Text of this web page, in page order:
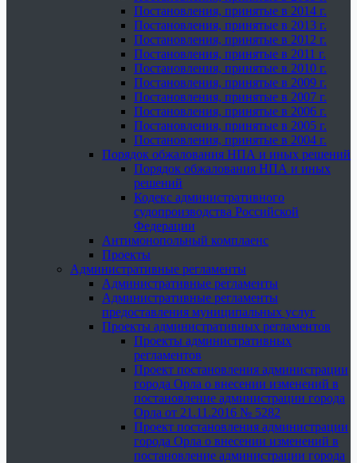
Постановления, принятые в 2014 г.
Постановления, принятые в 2013 г.
Постановления, принятые в 2012 г.
Постановления, принятые в 2011 г.
Постановления, принятые в 2010 г.
Постановления, принятые в 2009 г.
Постановления, принятые в 2007 г.
Постановления, принятые в 2006 г.
Постановления, принятые в 2005 г.
Постановления, принятые в 2004 г.
Порядок обжалования НПА и иных решений
Порядок обжалования НПА и иных
решений
Кодекс административного
судопроизводства Российской
Федерации
Антимонопольный комплаенс
Проекты
Административные регламенты
Административные регламенты
Административные регламенты
предоставления муниципальных услуг
Проекты административных регламентов
Проекты административных
регламентов
Проект постановления администрации
города Орла о внесении изменений в
постановление администрации города
Орла от 21.11.2016 № 5282
Проект постановления администрации
города Орла о внесении изменений в
постановление администрации города